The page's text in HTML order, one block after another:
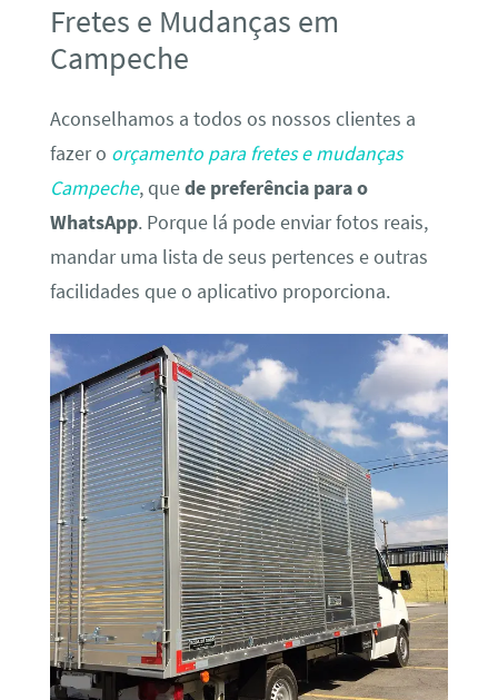
Fretes e Mudanças em
Campeche
Aconselhamos a todos os nossos clientes a
fazer o orçamento para fretes e mudanças
Campeche, quede preferência para o
WhatsApp. Porque lá pode enviar fotos reais,
mandar uma lista de seus pertences e outras
facilidades que o aplicativo proporciona.